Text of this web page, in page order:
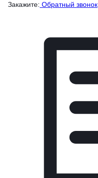
Закажите: Обратный звонок